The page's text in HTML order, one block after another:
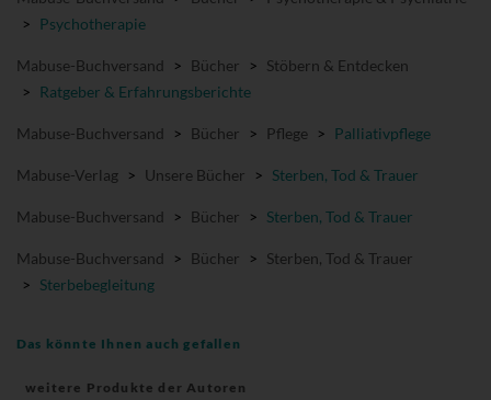
> Psychotherapie
Mabuse-Buchversand > Bücher > Stöbern & Entdecken
> Ratgeber & Erfahrungsberichte
Mabuse-Buchversand > Bücher > Pflege > Palliativpflege
Mabuse-Verlag > Unsere Bücher > Sterben, Tod & Trauer
Mabuse-Buchversand > Bücher > Sterben, Tod & Trauer
Mabuse-Buchversand > Bücher > Sterben, Tod & Trauer
> Sterbebegleitung
Das könnte Ihnen auch gefallen
weitere Produkte der Autoren